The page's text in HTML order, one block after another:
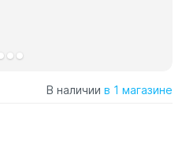
В наличии в 1 магазине